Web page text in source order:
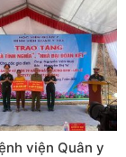
viện Quân y